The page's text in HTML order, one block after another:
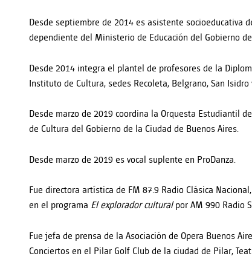
Desde septiembre de 2014 es asistente socioeducativa
dependiente del Ministerio de Educación del Gobierno
Desde 2014 integra el plantel de profesores de la
Instituto de Cultura, sedes Recoleta, Belgrano, San
Desde marzo de 2019 coordina la Orquesta Estudiantil
de Cultura del Gobierno de la Ciudad de Buenos Aires.
Desde marzo de 2019 es vocal suplente en ProDanza.
Fue directora artística de FM 87.9 Radio Clásica
en el programa El explorador culturalpor AM 990 Radio
Fue jefa de prensa de la Asociación de Opera Buenos
Conciertos en el Pilar Golf Club de la ciudad de Pilar,